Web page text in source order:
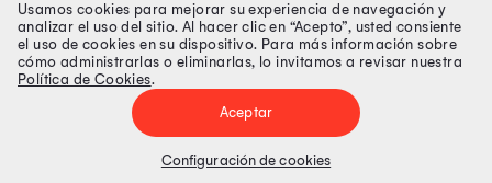
Tienda 100% Segura
Tiendas Peruanas S.A. R.U.C. Nº 20493020618. Todos los derechos
Precios disponibles solo en www.oechsle.pe. Precios online publicados
Usamos cookies para mejorar su experiencia de navegación y
analizar el uso del sitio. Al hacer clic en “Acepto”, usted consiente
el uso de cookies en su dispositivo. Para más información sobre
cómo administrarlas o eliminarlas, lo invitamos a revisar nuestra
Política de Cookies.
Aceptar
Configuración de cookies